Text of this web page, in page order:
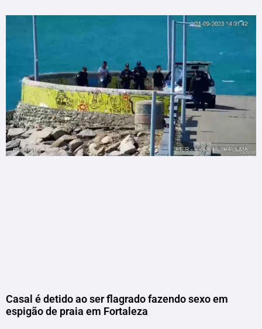
Casal é detido ao ser flagrado fazendo sexo em
espigão de praia em Fortaleza